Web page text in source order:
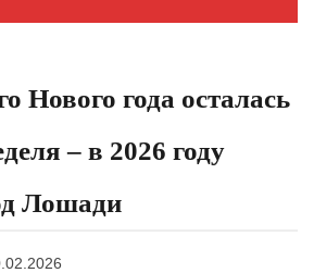
Нового года осталась
– в 2026 году
Лошади